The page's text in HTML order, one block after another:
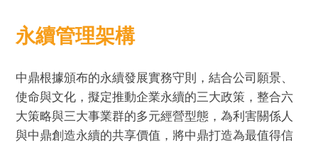
獎項暨認證
永續發展指標
最新消息
經營者的話
永續管理架構
永續價值管理
中鼎SDGs行動
永續管理架構
中鼎根據頒布的永續發展實務守則，結合公司願景、
使命與文化，擬定推動企業永續的三大政策，整合六
大策略與三大事業群的多元經營型態，為利害關係人
與中鼎創造永續的共享價值，將中鼎打造為最值得信